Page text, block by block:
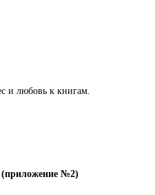
и любовь к книгам.
(приложение №2)